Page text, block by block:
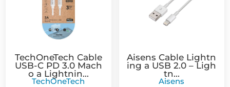
TechOneTech Cable
USB-C PD 3.0 Mach
o a Lightnin...
TechOneTech
Aisens Cable Lightn
ing a USB 2.0 – Ligh
tn...
Aisens